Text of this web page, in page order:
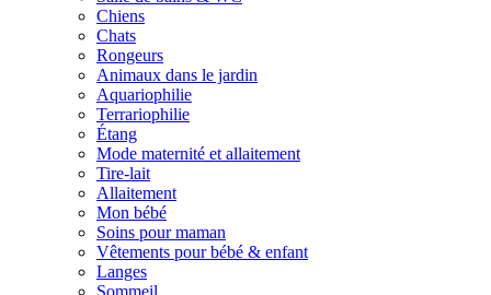
Chiens
Chats
Rongeurs
Animaux dans le jardin
Aquariophilie
Terrariophilie
Étang
Mode maternité et allaitement
Tire-lait
Allaitement
Mon bébé
Soins pour maman
Vêtements pour bébé & enfant
Langes
Sommeil